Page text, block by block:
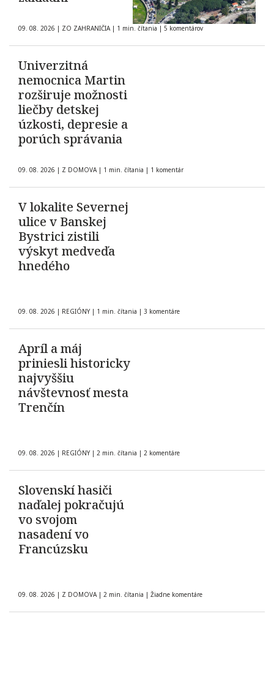
09. 08. 2026 | ZO ZAHRANIČIA | 1 min. čítania | 5 komentárov
Univerzitná
nemocnica Martin
rozširuje možnosti
liečby detskej
úzkosti, depresie a
porúch správania
09. 08. 2026 | Z DOMOVA | 1 min. čítania | 1 komentár
V lokalite Severnej
ulice v Banskej
Bystrici zistili
výskyt medveďa
hnedého
09. 08. 2026 | REGIÓNY | 1 min. čítania | 3 komentáre
Apríl a máj
priniesli historicky
najvyššiu
návštevnosť mesta
Trenčín
09. 08. 2026 | REGIÓNY | 2 min. čítania | 2 komentáre
Slovenskí hasiči
naďalej pokračujú
vo svojom
nasadení vo
Francúzsku
09. 08. 2026 | Z DOMOVA | 2 min. čítania | Žiadne komentáre